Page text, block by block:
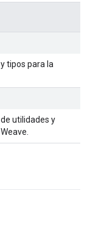
tipos para la
utilidades y